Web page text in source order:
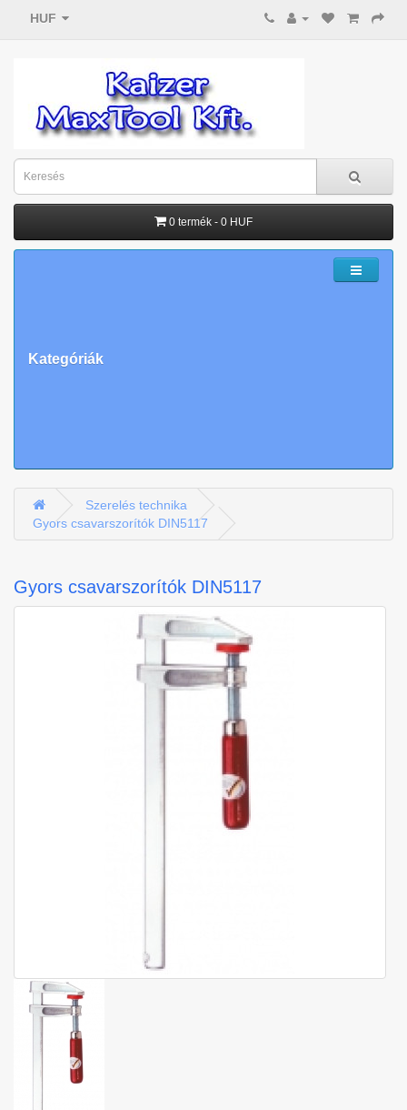
HUF
0 termék - 0 HUF
Kategóriák
Szerelés technika
Gyors csavarszorítók DIN5117
Gyors csavarszorítók DIN5117